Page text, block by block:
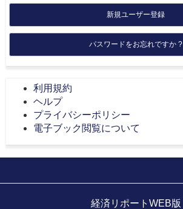
新規ユーザー登録
パスワードをお忘れですか ?
利用規約
ヘルプ
プライバシーポリシー
電子ブック閲覧について
経済リポートWEB版